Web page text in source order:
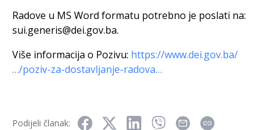
Radove u MS Word formatu potrebno je poslati na:
sui.generis@dei.gov.ba.
Više informacija o Pozivu: https://www.dei.gov.ba/
…/poziv-za-dostavljanje-radova…
Podijeli članak: